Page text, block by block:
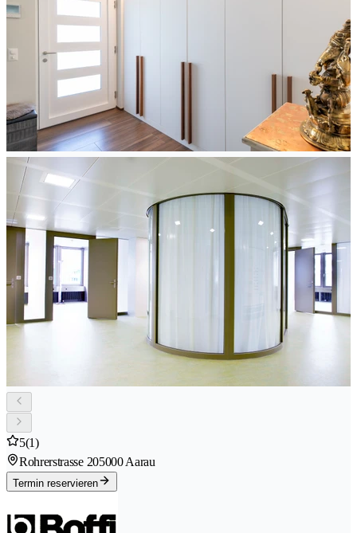
5(1)
Rohrerstrasse 205000 Aarau
Termin reservieren